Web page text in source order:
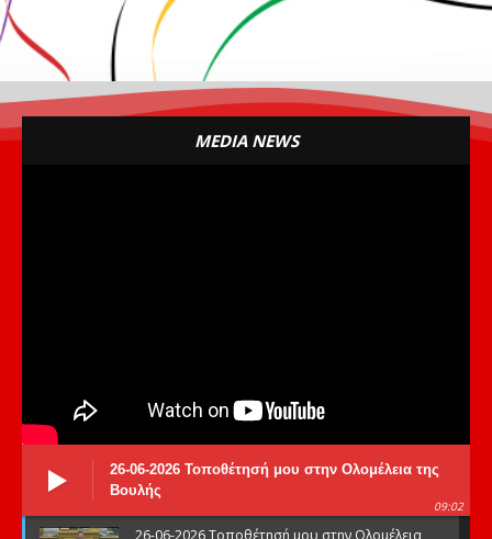
MEDIA NEWS
26-06-2026 Τοποθέτησή μου στην Ολομέλεια της
Βουλής
09:02
26-06-2026 Τοποθέτησή μου στην Ολομέλεια